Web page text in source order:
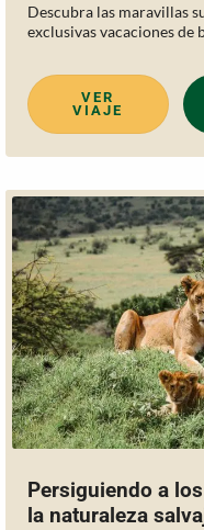
Descubra las maravillas
exclusivas vacaciones de
VER
VIAJE
Persiguiendo a
la naturaleza